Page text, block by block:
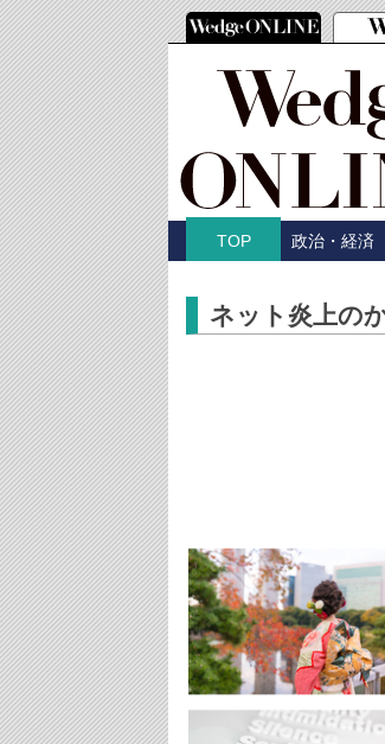
TOP 政治・経済
ネット炎上の